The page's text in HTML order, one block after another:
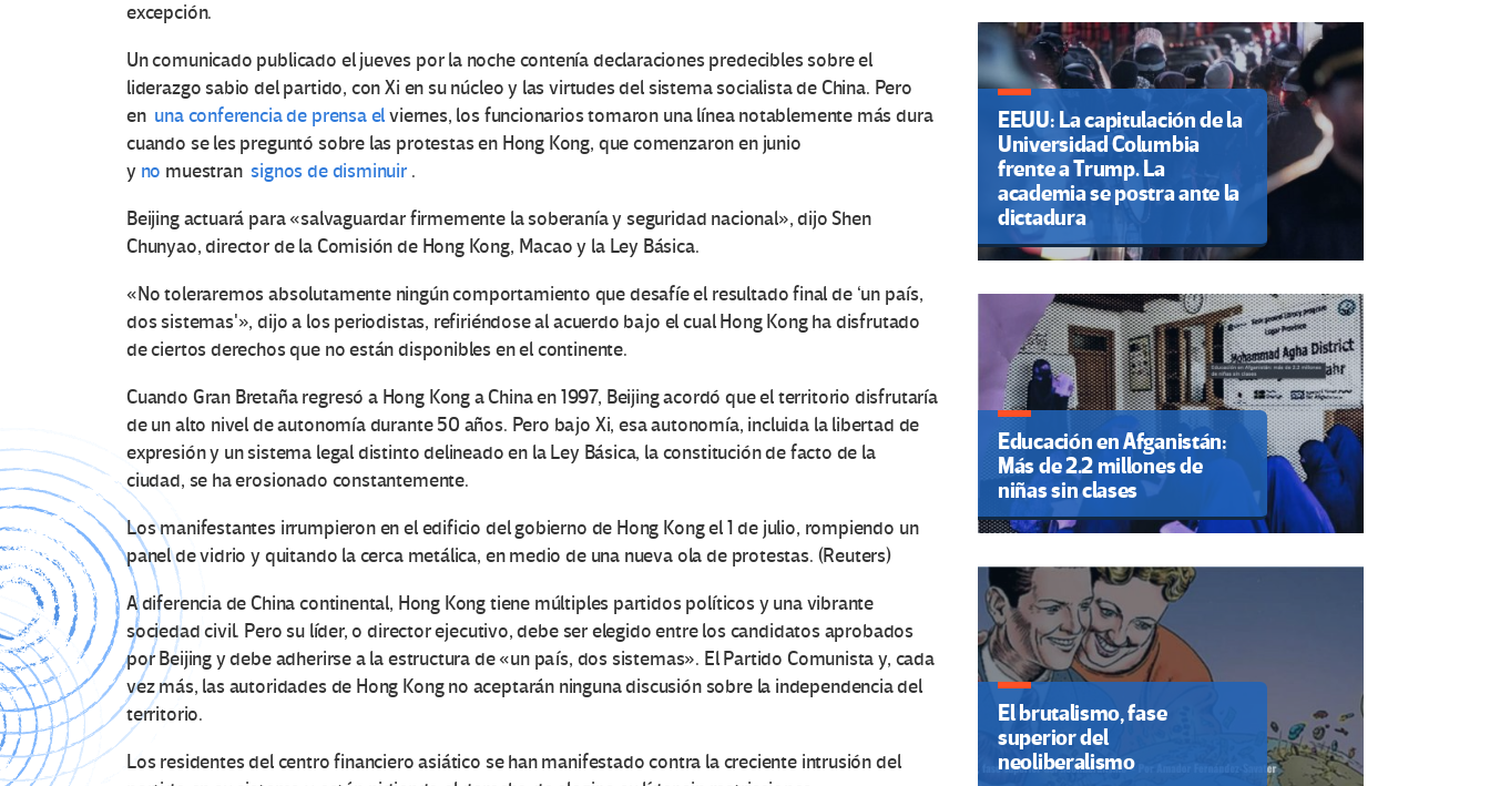
excepción.
Un comunicado publicado el jueves por la noche contenía declaraciones predecibles sobre el
liderazgo sabio del partido, con Xi en su núcleo y las virtudes del sistema socialista de China. Pero
en una conferencia de prensa elviernes, los funcionarios tomaron una línea notablemente más dura
cuando se les preguntó sobre las protestas en Hong Kong, que comenzaron en junio
y no muestran signos de disminuir.
Beijing actuará para «salvaguardar firmemente la soberanía y seguridad nacional», dijo Shen
Chunyao, director de la Comisión de Hong Kong, Macao y la Ley Básica.
«No toleraremos absolutamente ningún comportamiento que desafíe el resultado final de ‘un país,
dos sistemas'», dijo a los periodistas, refiriéndose al acuerdo bajo el cual Hong Kong ha disfrutado
de ciertos derechos que no están disponibles en el continente.
Cuando Gran Bretaña regresó a Hong Kong a China en 1997, Beijing acordó que el territorio disfrutaría
de un alto nivel de autonomía durante 50 años. Pero bajo Xi, esa autonomía, incluida la libertad de
expresión y un sistema legal distinto delineado en la Ley Básica, la constitución de facto de la
ciudad, se ha erosionado constantemente.
Los manifestantes irrumpieron en el edificio del gobierno de Hong Kong el 1 de julio, rompiendo un
panel de vidrio y quitando la cerca metálica, en medio de una nueva ola de protestas. (Reuters)
A diferencia de China continental, Hong Kong tiene múltiples partidos políticos y una vibrante
sociedad civil. Pero su líder, o director ejecutivo, debe ser elegido entre los candidatos aprobados
por Beijing y debe adherirse a la estructura de «un país, dos sistemas». El Partido Comunista y, cada
vez más, las autoridades de Hong Kong no aceptarán ninguna discusión sobre la independencia del
territorio.
Los residentes del centro financiero asiático se han manifestado contra la creciente intrusión del
EEUU: La capitulación de la
Universidad Columbia
frente a Trump. La
academia se postra ante la
dictadura
Educación en Afganistán:
Más de 2.2 millones de
niñas sin clases
El brutalismo, fase
superior del
neoliberalismo